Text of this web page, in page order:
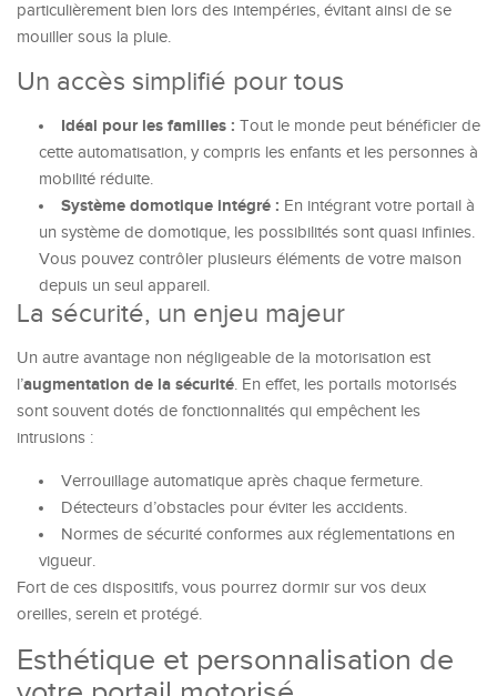
particulièrement bien lors des intempéries, évitant ainsi de se
mouiller sous la pluie.
Un accès simplifié pour tous
Idéal pour les familles : Tout le monde peut bénéficier de
cette automatisation, y compris les enfants et les personnes à
mobilité réduite.
Système domotique intégré : En intégrant votre portail à
un système de domotique, les possibilités sont quasi infinies.
Vous pouvez contrôler plusieurs éléments de votre maison
depuis un seul appareil.
La sécurité, un enjeu majeur
Un autre avantage non négligeable de la motorisation est
l’augmentation de la sécurité. En effet, les portails motorisés
sont souvent dotés de fonctionnalités qui empêchent les
intrusions :
Verrouillage automatique après chaque fermeture.
Détecteurs d’obstacles pour éviter les accidents.
Normes de sécurité conformes aux réglementations en
vigueur.
Fort de ces dispositifs, vous pourrez dormir sur vos deux
oreilles, serein et protégé.
Esthétique et personnalisation de